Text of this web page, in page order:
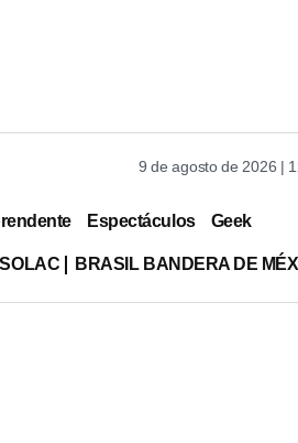
9 de agosto de 2026 |
Espectáculos Geek
BRASIL BANDERA DE